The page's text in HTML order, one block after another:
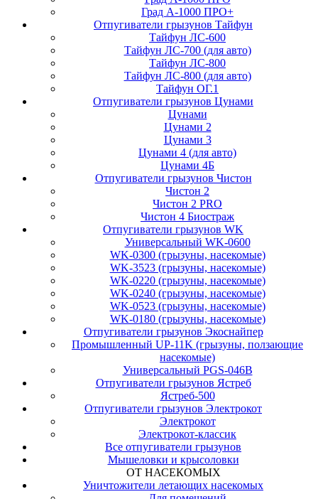
Град А-1000 ПРО+
Отпугиватели грызунов Тайфун
Тайфун ЛС-600
Тайфун ЛС-700 (для авто)
Тайфун ЛС-800
Тайфун ЛС-800 (для авто)
Тайфун ОГ.1
Отпугиватели грызунов Цунами
Цунами
Цунами 2
Цунами 3
Цунами 4 (для авто)
Цунами 4Б
Отпугиватели грызунов Чистон
Чистон 2
Чистон 2 PRO
Чистон 4 Биостраж
Отпугиватели грызунов WK
Универсальный WK-0600
WK-0300 (грызуны, насекомые)
WK-3523 (грызуны, насекомые)
WK-0220 (грызуны, насекомые)
WK-0240 (грызуны, насекомые)
WK-0523 (грызуны, насекомые)
WK-0180 (грызуны, насекомые)
Отпугиватели грызунов Экоснайпер
Промышленный UP-11K (грызуны, ползающие
насекомые)
Универсальный PGS-046B
Отпугиватели грызунов Ястреб
Ястреб-500
Отпугиватели грызунов Электрокот
Электрокот
Электрокот-классик
Все отпугиватели грызунов
Мышеловки и крысоловки
ОТ НАСЕКОМЫХ
Уничтожители летающих насекомых